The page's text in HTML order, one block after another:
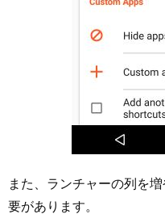
また、ランチャーの列を
要があります。